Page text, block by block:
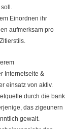
Einordnen ihr
aufmerksam pro
Internetseite &
einsatz von aktiv.
durch die bank
das zigeunern
gewalt.